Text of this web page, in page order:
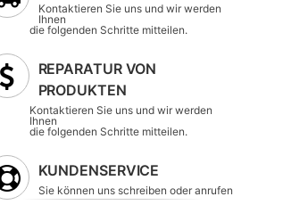
Kontaktieren Sie uns und wir werden
Ihnen
die folgenden Schritte mitteilen.
REPARATUR VON
PRODUKTEN
Kontaktieren Sie uns und wir werden
Ihnen
die folgenden Schritte mitteilen.
KUNDENSERVICE
Sie können uns schreiben oder anrufen